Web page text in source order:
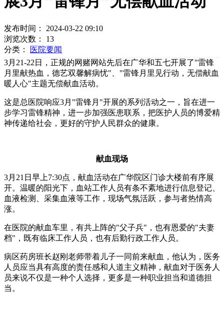
发布时间： 2024-03-22 09:10
浏览次数： 13
分类：
医院要闻
3月21-22日，正规的网赌网站先后在广华和五七开展了"雷锋
月里献热血，德艺双馨解病忧"、"雷锋月里见行动，无偿献血
暖人心"主题无偿献血活动。
这是总医院响应3月"雷锋月"开展的系列活动之一，旨在进一
步学习雷锋精神，进一步加强医患联系，把医护人员的博爱精
神传递给社会，更好的守护人民群众的健康。
献血现场
3月21日早上7:30点，献血活动在广华院区门诊大楼前有序展
开。温暖的阳光下，血站工作人员有条不紊地进行信息登记、
血液检测、采集血液等工作，现场气氛活跃，参与者热情高
涨。
在医院的献血车里，有共上阵的"父子兵"，也有恩爱的"夫妻
档"，既有临床工作人员，也有后勤行政工作人员。
病区药房班长赵刚老师带着儿子一同前来献血，他认为，医务
人员应当具有高度的责任感和人道主义精神，献血对于医务人
员来说不仅是一种个人选择，更多是一种职业担当和道德担
当。